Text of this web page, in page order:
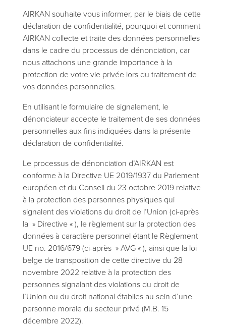
AIRKAN souhaite vous informer, par le biais de cette
déclaration de confidentialité, pourquoi et comment
AIRKAN collecte et traite des données personnelles
dans le cadre du processus de dénonciation, car
nous attachons une grande importance à la
protection de votre vie privée lors du traitement de
vos données personnelles.
En utilisant le formulaire de signalement, le
dénonciateur accepte le traitement de ses données
personnelles aux fins indiquées dans la présente
déclaration de confidentialité.
Le processus de dénonciation d’AIRKAN est
conforme à la Directive UE 2019/1937 du Parlement
européen et du Conseil du 23 octobre 2019 relative
à la protection des personnes physiques qui
signalent des violations du droit de l’Union (ci-après
la » Directive « ), le règlement sur la protection des
données à caractère personnel étant le Règlement
UE no. 2016/679 (ci-après » AVG « ), ainsi que la loi
belge de transposition de cette directive du 28
novembre 2022 relative à la protection des
personnes signalant des violations du droit de
l’Union ou du droit national établies au sein d’une
personne morale du secteur privé (M.B. 15
décembre 2022).